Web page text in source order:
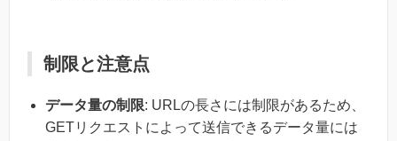
制限と注意点
データ量の制限: URLの長さには制限があるため、
GETリクエストによって送信できるデータ量には